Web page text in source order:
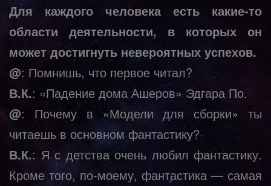
Для каждого человека есть какие-то
области деятельности, в которых он
может достигнуть невероятных успехов.
@: Помнишь, что первое читал?
В.К.: «Падение дома Ашеров» Эдгара По.
@: Почему в «Модели для сборки» ты
читаешь в основном фантастику?
В.К.: Я с детства очень любил фантастику.
Кроме того, по-моему, фантастика — самая